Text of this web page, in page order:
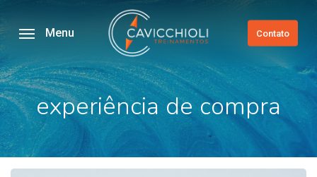
to
content
Contato
Menu
experiência de compra